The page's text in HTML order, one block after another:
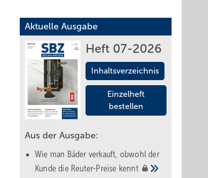
Aktuelle Ausgabe
Heft 07-2026
Inhaltsverzeichnis
Einzelheft
bestellen
Aus der Ausgabe:
Wie man Bäder verkauft, obwohl der
Kunde die Reuter-Preise kennt